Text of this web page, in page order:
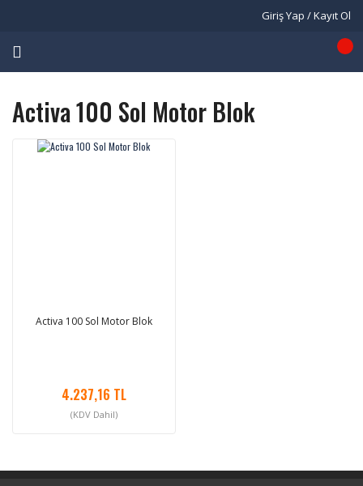
Giriş Yap / Kayıt Ol
Activa 100 Sol Motor Blok
Activa 100 Sol Motor Blok
4.237,16 TL
(KDV Dahil)